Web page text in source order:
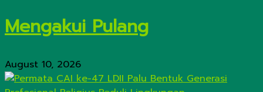
Mengakui Pulang
August 10, 2026